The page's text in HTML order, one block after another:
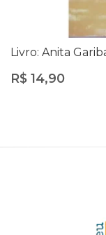
Livro: Anita
R$ 14,90